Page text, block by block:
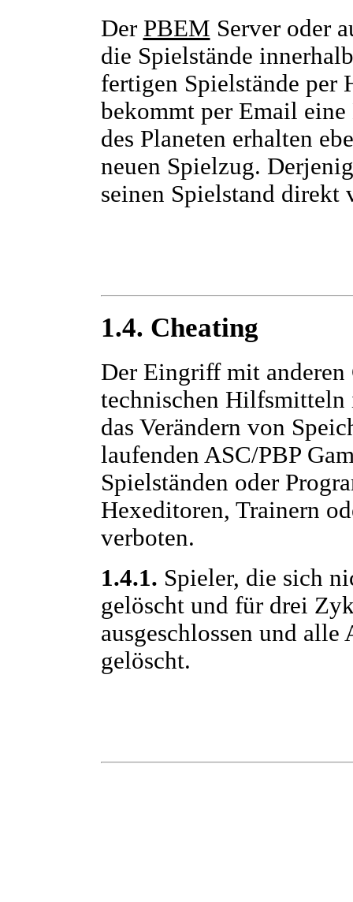
Der PBEM Server oder
die Spielstände
fertigen Spielstände per
bekommt per Email
des Planeten erhalten
neuen Spielzug.
seinen Spielstand direkt
1.4. Cheating
Der Eingriff mit anderen
technischen Hilfsmitteln
das Verändern von
laufenden ASC/PBP
Spielständen oder
Hexeditoren, Trainern
verboten.
1.4.1. Spieler, die sich
gelöscht und für drei
ausgeschlossen und
gelöscht.